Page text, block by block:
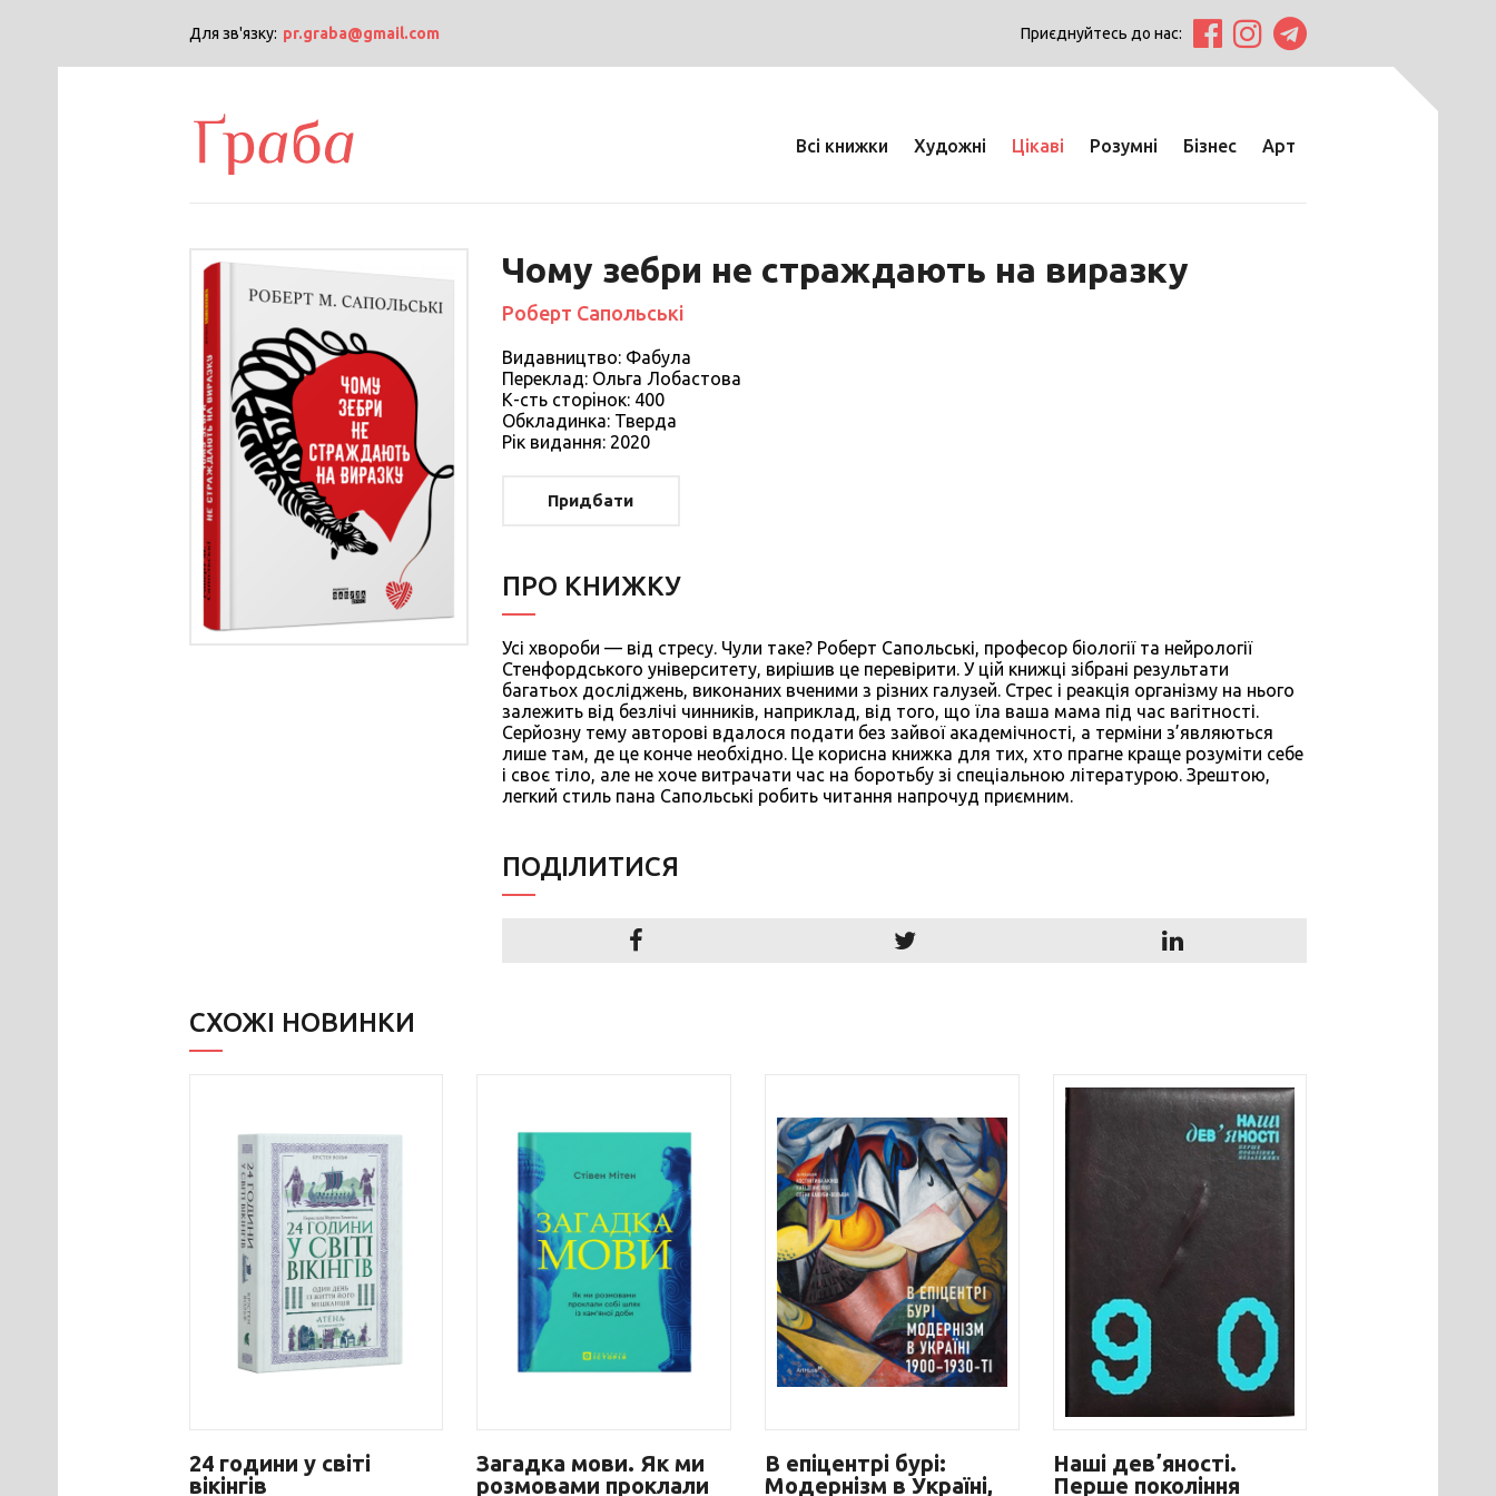
Для зв'язку: pr.graba@gmail.com Приєднуйтесь до нас:
Всі книжки Художні Цікаві Розумні Бізнес Арт
Чому зебри не страждають на виразку
Роберт Сапольські
Видавництво: Фабула
Переклад: Ольга Лобастова
К-сть сторiнок: 400
Обкладинка: Тверда
Рiк видання: 2020
Придбати
ПРО КНИЖКУ
Усі хвороби — від стресу. Чули таке? Роберт Сапольські, професор біології та нейрології
Стенфордського університету, вирішив це перевірити. У цій книжці зібрані результати
багатьох досліджень, виконаних вченими з різних галузей. Стрес і реакція організму на нього
залежить від безлічі чинників, наприклад, від того, що їла ваша мама під час вагітності.
Серйозну тему авторові вдалося подати без зайвої академічності, а терміни з’являються
лише там, де це конче необхідно. Це корисна книжка для тих, хто прагне краще розуміти себе
і своє тіло, але не хоче витрачати час на боротьбу зі спеціальною літературою. Зрештою,
легкий стиль пана Сапольські робить читання напрочуд приємним.
ПОДIЛИТИСЯ
СХОЖІ НОВИНКИ
24 години у світі
вікінгів
Загадка мови. Як ми
розмовами проклали
В епіцентрі бурі:
Модернізм в Україні,
Наші девʼяності.
Перше покоління